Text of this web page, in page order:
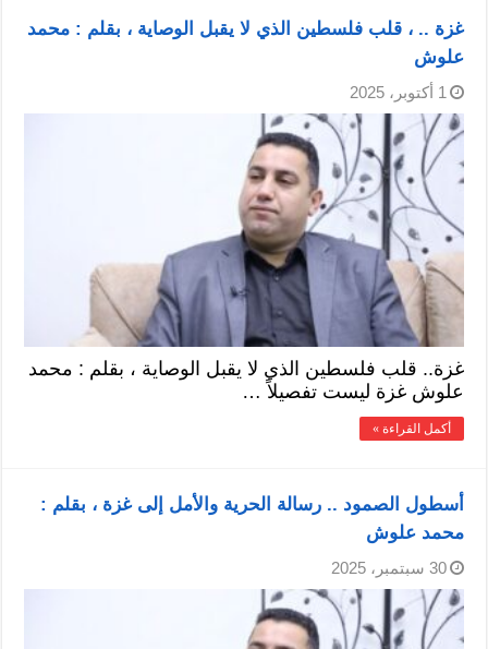
غزة .. ، قلب فلسطين الذي لا يقبل الوصاية ، بقلم : محمد
علوش
1 أكتوبر، 2025
غزة.. قلب فلسطين الذي لا يقبل الوصاية ، بقلم : محمد
علوش غزة ليست تفصيلاً …
أكمل القراءة »
أسطول الصمود .. رسالة الحرية والأمل إلى غزة ، بقلم :
محمد علوش
30 سبتمبر، 2025